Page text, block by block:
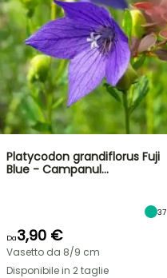
Platycodon grandiflorus Fuji
Blue - Campanul…
37
Da3,90 €
Vasetto da 8/9 cm
Disponibile in 2 taglie